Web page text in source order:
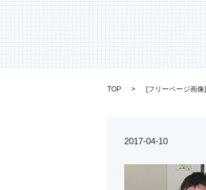
TOP [フリーページ画像]
2017-04-10